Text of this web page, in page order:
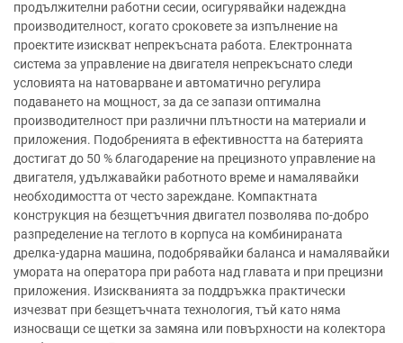
продължителни работни сесии, осигурявайки надеждна
производителност, когато сроковете за изпълнение на
проектите изискват непрекъсната работа. Електронната
система за управление на двигателя непрекъснато следи
условията на натоварване и автоматично регулира
подаването на мощност, за да се запази оптимална
производителност при различни плътности на материали и
приложения. Подобренията в ефективността на батерията
достигат до 50 % благодарение на прецизното управление на
двигателя, удължавайки работното време и намалявайки
необходимостта от често зареждане. Компактната
конструкция на безщетъчния двигател позволява по-добро
разпределение на теглото в корпуса на комбинираната
дрелка-ударна машина, подобрявайки баланса и намалявайки
умората на оператора при работа над главата и при прецизни
приложения. Изискванията за поддръжка практически
изчезват при безщетъчната технология, тъй като няма
износващи се щетки за замяна или повърхности на колектора